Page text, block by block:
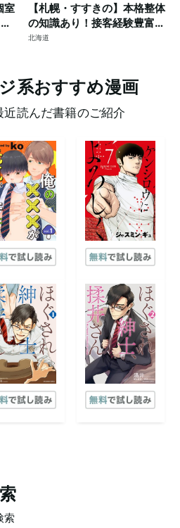
室
【札幌・すすきの】本格整体
の知識あり！接客経験豊富な
短髪筋トレ男子によるゲイマ
北海道
系おすすめ漫画
読んだ書籍のご紹介
索